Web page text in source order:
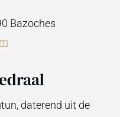
Bazoches
daterend uit de